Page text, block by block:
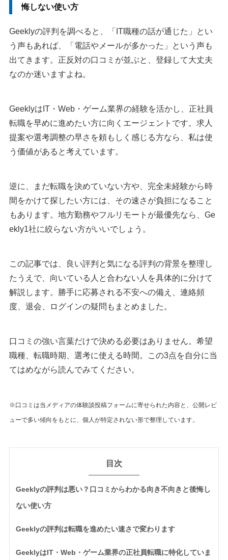
悔しない使い方
Geeklyの評判を調べると、「IT職種の話が通じた」とい
う声もあれば、「電話やメールが多かった」という声も
出てきます。正反対の口コミが並ぶと、登録して大丈夫
なのか迷いますよね。
GeeklyはIT・Web・ゲーム業界の経験を活かし、正社員
転職を早めに進めたい方に向くエージェントです。求人
提案や選考調整の早さを頼もしく感じる方なら、私は使
う価値があると考えています。
逆に、まだ転職を決めていない方や、完全未経験から時
間をかけて探したい方には、その速さが負担になること
もあります。地方勤務やフルリモートが最優先なら、Ge
ekly1社に絞らない方がいいでしょう。
この記事では、良い評判と気になる評判の背景を整理し
たうえで、向いている人と合わない人を具体的に分けて
解説します。勝手に応募される不安への備え、連絡頻
度、退会、ログインの疑問もまとめました。
口コミの強い言葉だけで決める必要はありません。希望
職種、転職時期、選考に使える時間。この3点を自分に当
てはめながら読んでみてください。
※口コミは当メディアの体験談投稿フォームに寄せられた内容と、公開レビ
ューで多い傾向をもとに、個人が特定されない形で整理しています。
目次
Geeklyの評判は悪い？口コミからわかる向き不向きと後悔し
ない使い方
Geeklyの評判は転職を進めたい速さで変わります
GeeklyはIT・Web・ゲーム業界の正社員転職に特化していま